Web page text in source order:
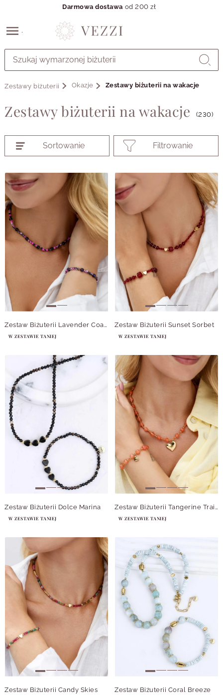
GŁÓWNEJ
PRODUKTÓW
MENU
UŻYTKOWNIKA
Darmowa dostawa od 200 zł
Zestawy biżuterii Okazje Zestawy biżuterii na wakacje
Zestawy biżuterii na wakacje (230)
Sortowanie Filtrowanie
Zestaw Biżuterii Lavender Coast
W ZESTAWIE TANIEJ
Zestaw Biżuterii Sunset Sorbet
W ZESTAWIE TANIEJ
Zestaw Biżuterii Dolce Marina
W ZESTAWIE TANIEJ
Zestaw Biżuterii Tangerine Trails
W ZESTAWIE TANIEJ
Zestaw Biżuterii Candy Skies Zestaw Biżuterii Coral Breeze